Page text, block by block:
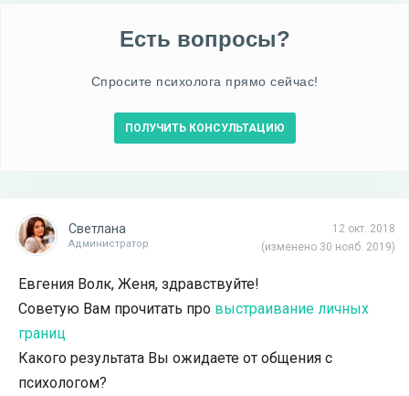
Есть вопросы?
Спросите психолога прямо сейчас!
ПОЛУЧИТЬ КОНСУЛЬТАЦИЮ
12 окт. 2018
(изменено 30 нояб. 2019)
Светлана
Администратор
Евгения Волк, Женя, здравствуйте!
Советую Вам прочитать про выстраивание личных
границ
Какого результата Вы ожидаете от общения с
психологом?